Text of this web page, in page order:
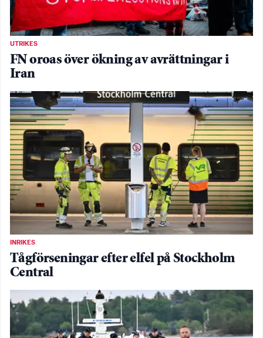
UTRIKES
FN oroas över ökning av avrättningar i
Iran
INRIKES
Tågförseningar efter elfel på Stockholm
Central